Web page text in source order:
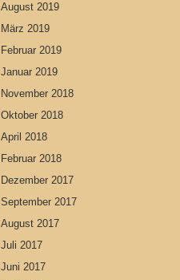
August 2019
März 2019
Februar 2019
Januar 2019
November 2018
Oktober 2018
April 2018
Februar 2018
Dezember 2017
September 2017
August 2017
Juli 2017
Juni 2017